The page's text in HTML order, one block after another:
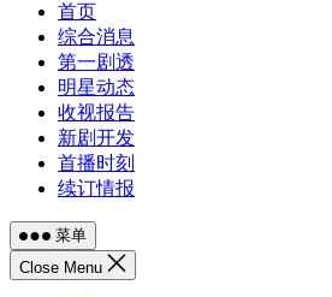
首页
综合消息
第一剧透
明星动态
收视报告
新剧开发
首播时刻
续订情报
菜单
Close Menu